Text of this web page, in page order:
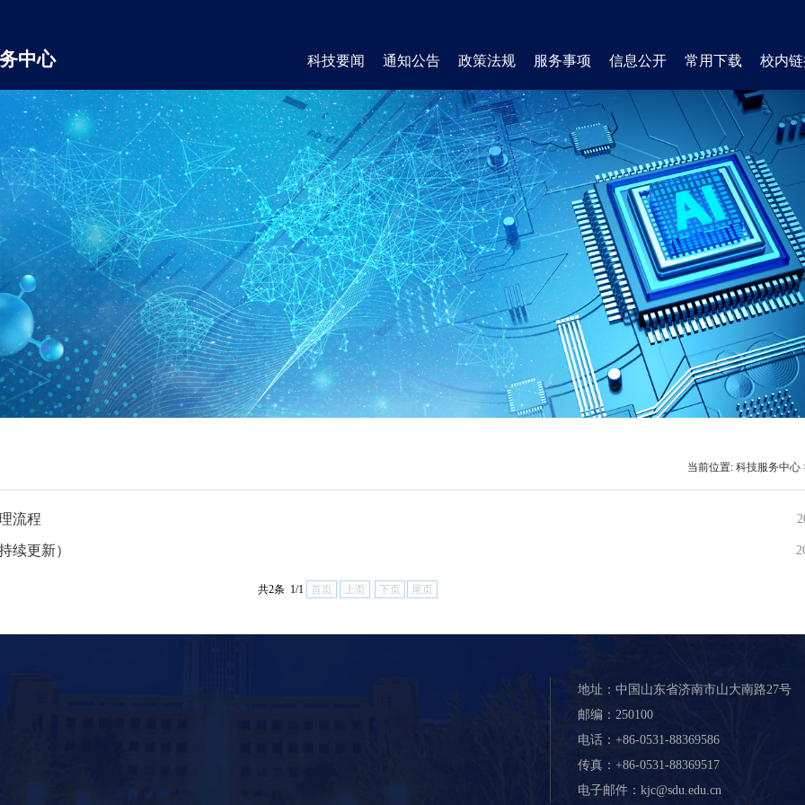
中心 科技要闻 通知公告 政策法规 服务事项 信息公开 常用下载 校内
当前位置: 科技服务中心
流程
续更新）
共2条 1/1 首页 上页 下页 尾页
地址：中国山东省济南市山大南路27号
邮编：250100
电话：+86-0531-88369586
传真：+86-0531-88369517
电子邮件：kjc@sdu.edu.cn